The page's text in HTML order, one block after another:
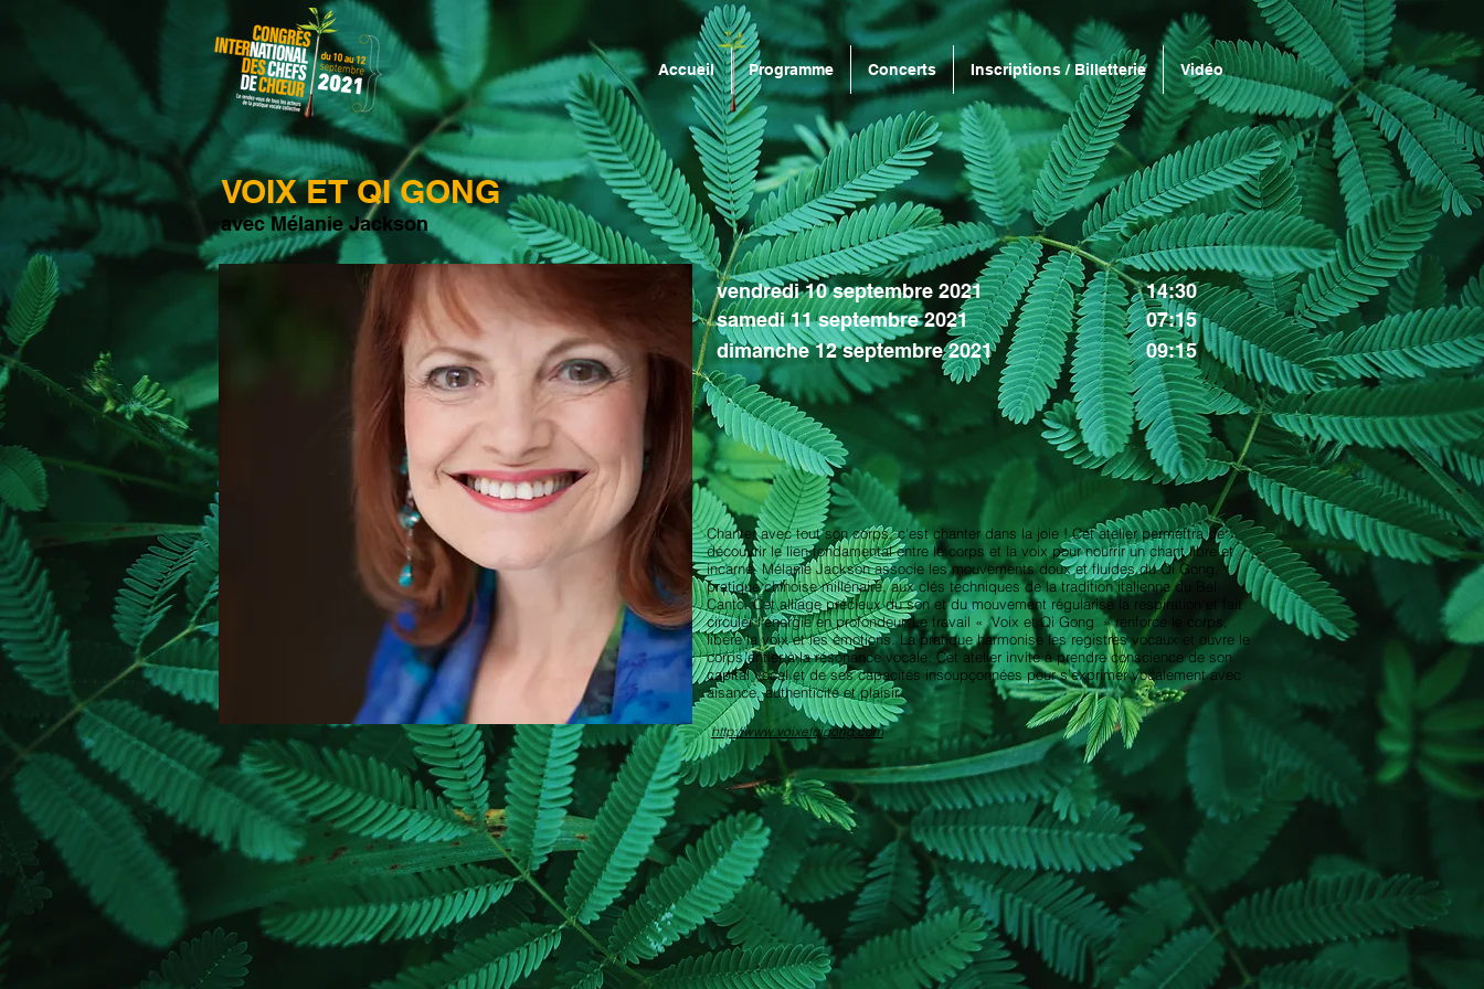
Accueil Programme Concerts Inscriptions / Billetterie Vidéo
VOIX ET QI GONG
avec Mélanie Jackson
vendredi 10 septembre 2021
samedi 11 septembre 2021
dimanche 12 septembre 2021
14:30
07:15
09:15
Chanter avec tout son corps, c'est chanter dans la joie ! Cet atelier permettra de
découvrir le lien fondamental entre le corps et la voix pour nourrir un chant libre et
incarné. Mélanie Jackson associe les mouvements doux et fluides du Qi Gong,
pratique chinoise millénaire, aux clés techniques de la tradition italienne du Bel
Canto. Cet alliage précieux du son et du mouvement régularise la respiration et fait
circuler l’énergie en profondeur. Le travail « Voix et Qi Gong » renforce le corps,
libère la voix et les émotions. La pratique harmonise les registres vocaux et ouvre le
corps entier à la résonance vocale. Cet atelier invite à prendre conscience de son
capital vocal et de ses capacités insoupçonnées pour s’exprimer vocalement avec
aisance, authenticité et plaisir.
http://www.voixetqigong.com